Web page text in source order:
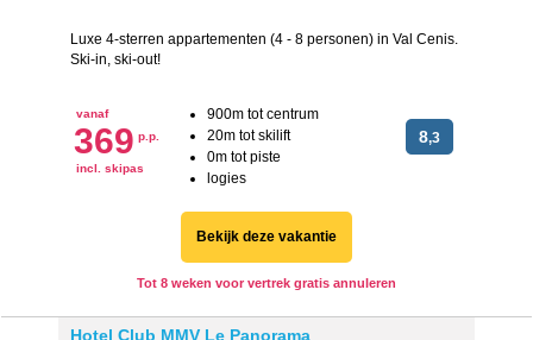
Luxe 4-sterren appartementen (4 - 8 personen) in Val Cenis.
Ski-in, ski-out!
vanaf
369 p.p.
incl. skipas
900m tot centrum
20m tot skilift
0m tot piste
logies
8,3
Bekijk deze vakantie
Tot 8 weken voor vertrek gratis annuleren
Hotel Club MMV Le Panorama